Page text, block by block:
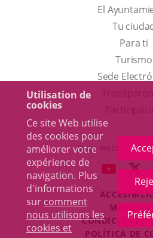
Utilisation de
cookies
Ce site Web utilise
des cookies pour
améliorer votre
expérience de
navigation. Plus
d'informations
sur comment
nous utilisons les
cookies et
El
Tu
Para ti
Turismo
Sede
Otras webs del
UNA
A
MAPA WEB
CONDICIONES
POLÍTICA DE